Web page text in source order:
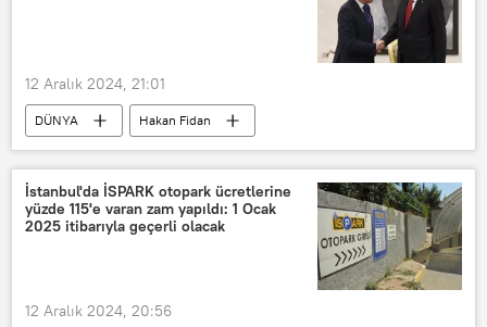
Pandemi Kurulu
aşı pasaportu
aşı karşıtlığı
zorunlu aşı
aşı zorunluluğu
Yerli aşı
aşı sertifikası
12 Aralık 2024, 21:01
DÜNYA
Hakan Fidan
Antony Blinken
Suriye
Recep Tayyip Erdoğan
Esenboğa Havalimanı
İstanbul'da İSPARK otopark ücretlerine
yüzde 115'e varan zam yapıldı: 1 Ocak
2025 itibarıyla geçerli olacak
12 Aralık 2024, 20:56